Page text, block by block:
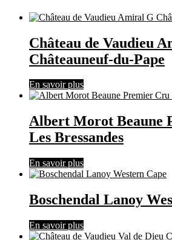
Château de Vaudieu
Châteauneuf-du-Pape
En savoir plus
Albert Morot Beaune
Les Bressandes
En savoir plus
Boschendal Lanoy
En savoir plus